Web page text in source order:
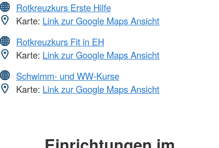
Rotkreuzkurs Erste Hilfe
Karte: Link zur Google Maps Ansicht
Rotkreuzkurs Fit in EH
Karte: Link zur Google Maps Ansicht
Schwimm- und WW-Kurse
Karte: Link zur Google Maps Ansicht